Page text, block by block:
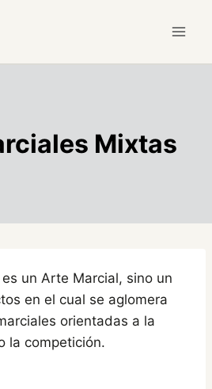
Mixtas
un Arte Marcial, sino un
en el cual se aglomera
orientadas a la
la competición.